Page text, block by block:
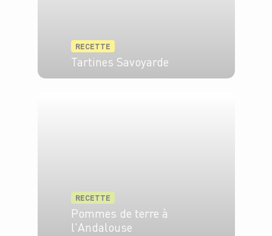
RECETTE
Tartines Savoyarde
RECETTE
Pommes de terre à
l'Andalouse